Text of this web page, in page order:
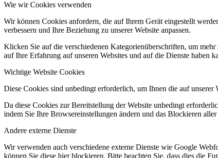
Wie wir Cookies verwenden
Wir können Cookies anfordern, die auf Ihrem Gerät eingestellt
verbessern und Ihre Beziehung zu unserer Website anpassen.
Klicken Sie auf die verschiedenen Kategorienüberschriften, um
auf Ihre Erfahrung auf unseren Websites und auf die Dienste haben
Wichtige Website Cookies
Diese Cookies sind unbedingt erforderlich, um Ihnen die auf
Da diese Cookies zur Bereitstellung der Website unbedingt
indem Sie Ihre Browsereinstellungen ändern und das Blockieren
Andere externe Dienste
Wir verwenden auch verschiedene externe Dienste wie Google
können Sie diese hier blockieren. Bitte beachten Sie, dass dies die